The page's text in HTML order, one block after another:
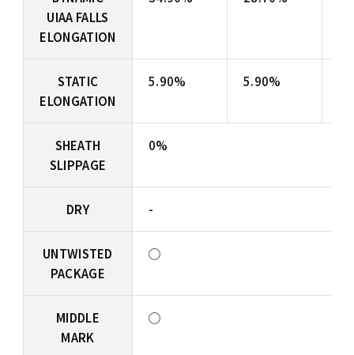
UIAA FALLS
ELONGATION
STATIC
ELONGATION
5.90% 5.90%
SHEATH
SLIPPAGE
0%
DRY -
UNTWISTED
PACKAGE
◯
MIDDLE
MARK
◯